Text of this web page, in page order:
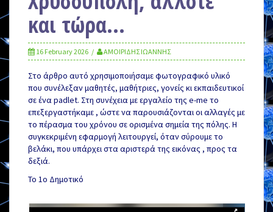
και τώρα…
16 February 2026 ΑΜΟΙΡΙΔΗΣ ΙΩΑΝΝΗΣ
Στο άρθρο αυτό χρησιμοποιήσαμε φωτογραφικό υλικό
που συνέλεξαν μαθητές, μαθήτριες, γονείς κι εκπαιδευτικοί
σε ένα padlet. Στη συνέχεια με εργαλείο της e-me το
επεξεργαστήκαμε , ώστε να παρουσιάζονται οι αλλαγές με
το πέρασμα του χρόνου σε ορισμένα σημεία της πόλης. Η
συγκεκριμένη εφαρμογή λειτουργεί, όταν σύρουμε το
βελάκι, που υπάρχει στα αριστερά της εικόνας , προς τα
δεξιά.
Το 1ο Δημοτικό